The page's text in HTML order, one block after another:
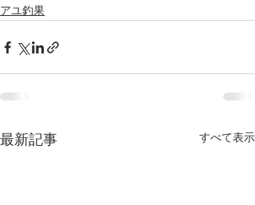
アユ釣果
最新記事 すべて表示